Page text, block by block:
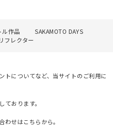
ル作品
SAKAMOTO DAYS
フレクター
トについてなど、当サイトのご利用に
おります。
せはこちらから。